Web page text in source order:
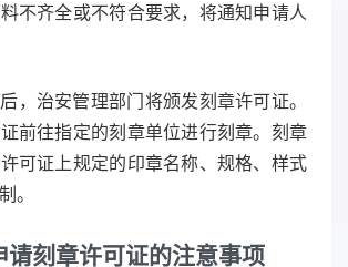
不齐全或不符合要求，将通知申请人
，治安管理部门将颁发刻章许可证。
前往指定的刻章单位进行刻章。刻章
可证上规定的印章名称、规格、样式
。
请刻章许可证的注意事项